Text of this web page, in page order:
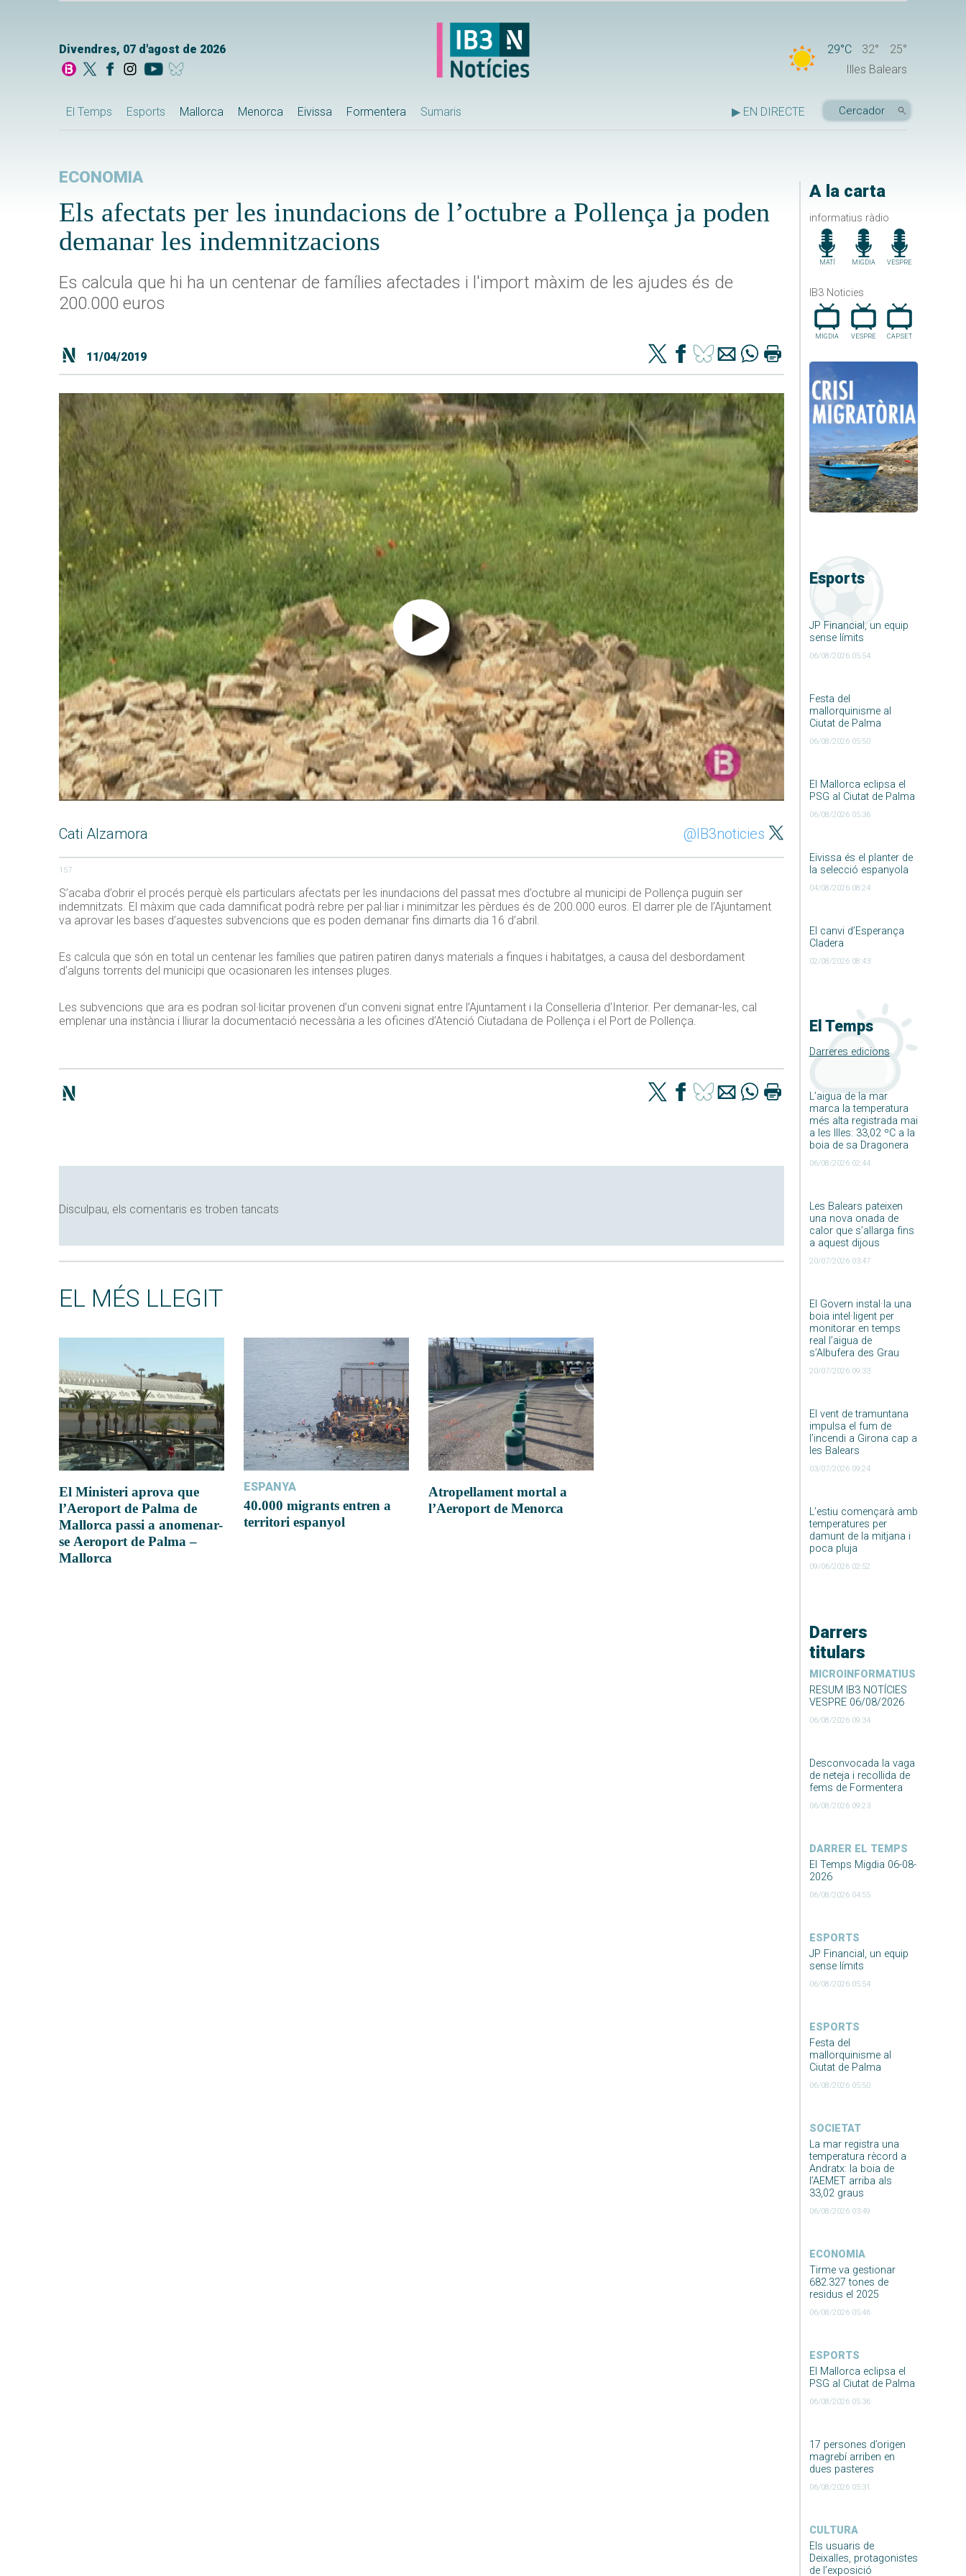
Divendres, 07 d'agost de 2026 29°C 32°
25°
Illes Balears
El Temps Esports Mallorca Menorca Eivissa Formentera Sumaris ▶ EN DIRECTE
A la carta
informatius ràdio
MATÍ MIGDIA VESPRE
IB3 Noticies
MIGDIA VESPRE CAP.SET
Esports
JP Financial, un equip
sense límits
06/08/2026 05:54
Festa del
mallorquinisme al
Ciutat de Palma
06/08/2026 05:50
El Mallorca eclipsa el
PSG al Ciutat de Palma
06/08/2026 05:36
Eivissa és el planter de
la selecció espanyola
04/08/2026 08:24
El canvi d’Esperança
Cladera
02/08/2026 08:43
El Temps
Darreres edicions
L’aigua de la mar
marca la temperatura
més alta registrada mai
a les Illes: 33,02 ºC a la
boia de sa Dragonera
06/08/2026 02:44
Les Balears pateixen
una nova onada de
calor que s’allarga fins
a aquest dijous
20/07/2026 03:47
El Govern instal·la una
boia intel·ligent per
monitorar en temps
real l’aigua de
s’Albufera des Grau
20/07/2026 09:33
El vent de tramuntana
impulsa el fum de
l’incendi a Girona cap a
les Balears
03/07/2026 09:24
L’estiu començarà amb
temperatures per
damunt de la mitjana i
poca pluja
09/06/2026 02:52
Darrers
titulars
MICROINFORMATIUS
RESUM IB3 NOTÍCIES
VESPRE 06/08/2026
06/08/2026 09:34
Desconvocada la vaga
de neteja i recollida de
fems de Formentera
06/08/2026 09:23
DARRER EL TEMPS
El Temps Migdia 06-08-
2026
06/08/2026 04:55
ESPORTS
JP Financial, un equip
sense límits
06/08/2026 05:54
ESPORTS
Festa del
mallorquinisme al
Ciutat de Palma
06/08/2026 05:50
SOCIETAT
La mar registra una
temperatura rècord a
Andratx: la boia de
l’AEMET arriba als
33,02 graus
06/08/2026 03:49
ECONOMIA
Tirme va gestionar
682.327 tones de
residus el 2025
06/08/2026 05:46
ESPORTS
El Mallorca eclipsa el
PSG al Ciutat de Palma
06/08/2026 05:36
17 persones d’origen
magrebí arriben en
dues pasteres
06/08/2026 05:31
CULTURA
Els usuaris de
Deixalles, protagonistes
de l’exposició
ECONOMIA
Els afectats per les inundacions de l’octubre a Pollença ja poden
demanar les indemnitzacions
Es calcula que hi ha un centenar de famílies afectades i l'import màxim de les ajudes és de
200.000 euros
11/04/2019
Cati Alzamora @IB3noticies
157
S’acaba d’obrir el procés perquè els particulars afectats per les inundacions del passat mes d’octubre al municipi de Pollença puguin ser
indemnitzats. El màxim que cada damnificat podrà rebre per pal·liar i minimitzar les pèrdues és de 200.000 euros. El darrer ple de l’Ajuntament
va aprovar les bases d’aquestes subvencions que es poden demanar fins dimarts dia 16 d’abril.
Es calcula que són en total un centenar les famílies que patiren patiren danys materials a finques i habitatges, a causa del desbordament
d’alguns torrents del municipi que ocasionaren les intenses pluges.
Les subvencions que ara es podran sol·licitar provenen d’un conveni signat entre l’Ajuntament i la Conselleria d’Interior. Per demanar-les, cal
emplenar una instància i lliurar la documentació necessària a les oficines d’Atenció Ciutadana de Pollença i el Port de Pollença.
Disculpau, els comentaris es troben tancats
EL MÉS LLEGIT
El Ministeri aprova que
l’Aeroport de Palma de
Mallorca passi a anomenar-
se Aeroport de Palma –
Mallorca
ESPANYA
40.000 migrants entren a
territori espanyol
Atropellament mortal a
l’Aeroport de Menorca